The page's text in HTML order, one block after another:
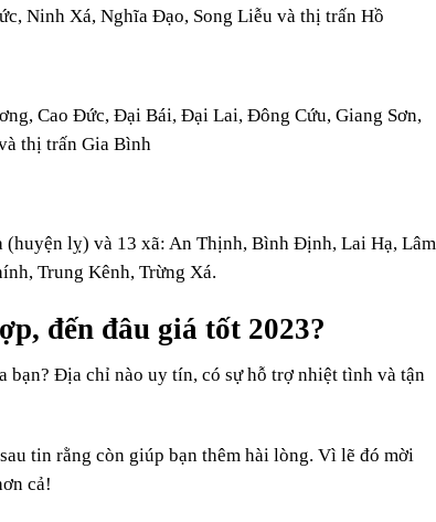
Ninh Xá, Nghĩa Đạo, Song Liễu và thị trấn Hồ
Cao Đức, Đại Bái, Đại Lai, Đông Cứu, Giang Sơn,
thị trấn Gia Bình
lỵ) và 13 xã: An Thịnh, Bình Định, Lai Hạ, Lâm
Trung Kênh, Trừng Xá.
đến đâu giá tốt 2023?
bạn? Địa chỉ nào uy tín, có sự hỗ trợ nhiệt tình và tận
tin rằng còn giúp bạn thêm hài lòng. Vì lẽ đó mời
cả!